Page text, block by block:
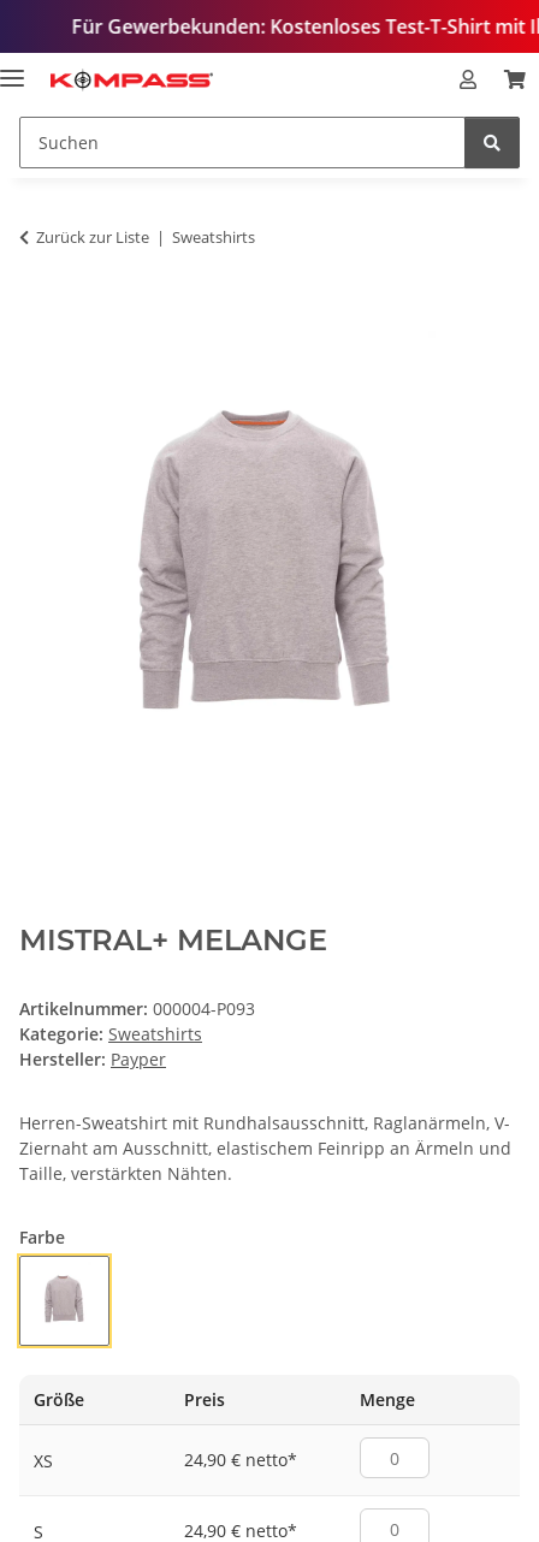
Gewerbekunden: Kostenloses Test-T-Shirt mit Ihrem
Zurück zur Liste Sweatshirts
MISTRAL+ MELANGE
Artikelnummer: 000004-P093
Kategorie: Sweatshirts
Hersteller: Payper
Herren-Sweatshirt mit Rundhalsausschnitt, Raglanärmeln, V-
Ziernaht am Ausschnitt, elastischem Feinripp an Ärmeln und
Taille, verstärkten Nähten.
Farbe
Größe
Preis Menge
XS 24,90 € netto*
S 24,90 € netto*